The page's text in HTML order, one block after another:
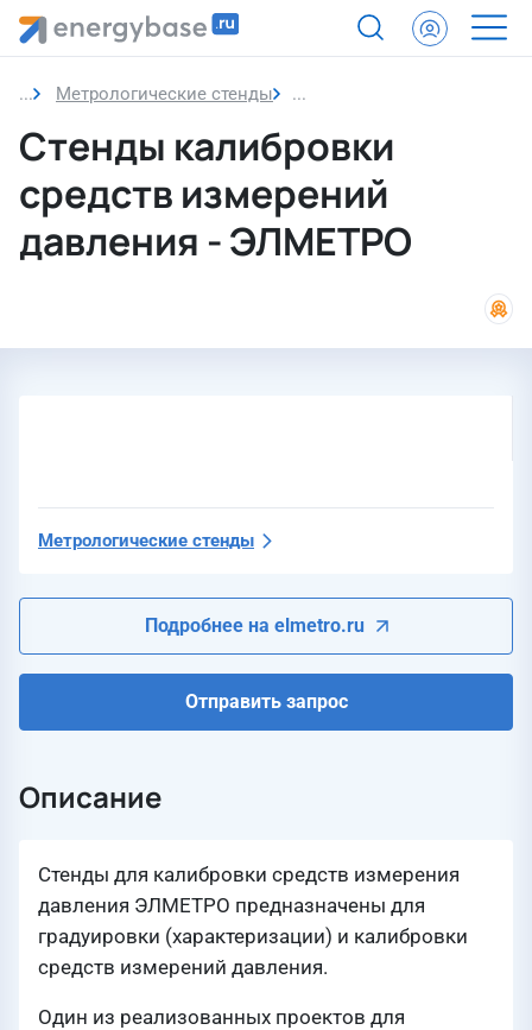
Метрологические стенды Стенды калибровки
Стенды калибровки
средств измерений
давления - ЭЛМЕТРО
Метрологические стенды
Подробнее на elmetro.ru
Отправить запрос
Описание
Стенды для калибровки средств измерения
давления ЭЛМЕТРО предназначены для
градуировки (характеризации) и калибровки
средств измерений давления.
Один из реализованных проектов для